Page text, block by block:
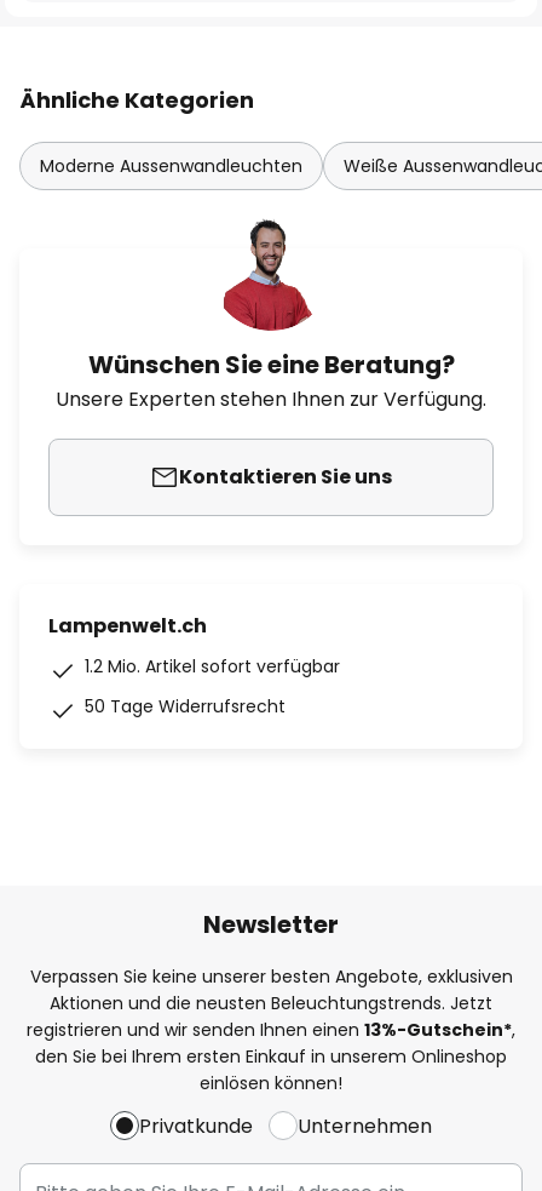
Ähnliche Kategorien
Moderne Aussenwandleuchten Weiße
Wünschen Sie eine Beratung?
Unsere Experten stehen Ihnen zur Verfügung.
Kontaktieren Sie uns
Lampenwelt.ch
1.2 Mio. Artikel sofort verfügbar
50 Tage Widerrufsrecht
Newsletter
Verpassen Sie keine unserer besten Angebote, exklusiven
Aktionen und die neusten Beleuchtungstrends. Jetzt
registrieren und wir senden Ihnen einen 13%-Gutschein*,
den Sie bei Ihrem ersten Einkauf in unserem Onlineshop
einlösen können!
Privatkunde Unternehmen